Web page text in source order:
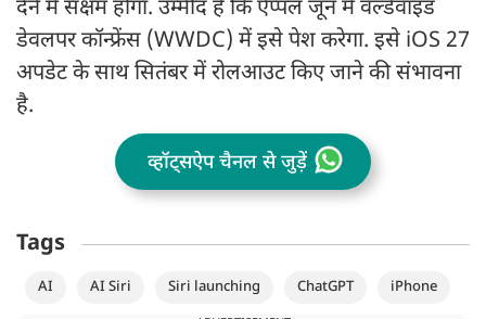
देने में सक्षम होगा. उम्मीद है कि ऐप्पल जून में वर्ल्डवाइड
डेवलपर कॉन्फ्रेंस (WWDC) में इसे पेश करेगा. इसे iOS 27
अपडेट के साथ सितंबर में रोलआउट किए जाने की संभावना
है.
व्हॉट्सऐप चैनल से जुड़ें
Tags
AI AI Siri Siri launching ChatGPT iPhone